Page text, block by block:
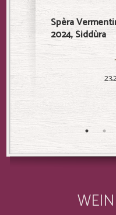
Spèra
2024, Siddùra